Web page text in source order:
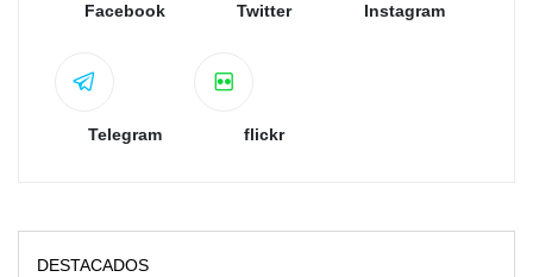
Facebook Twitter Instagram
Telegram flickr
DESTACADOS